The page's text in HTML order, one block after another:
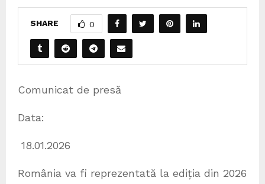
SHARE 0
Comunicat de presă
Data:
18.01.2026
România va fi reprezentată la ediția din 2026